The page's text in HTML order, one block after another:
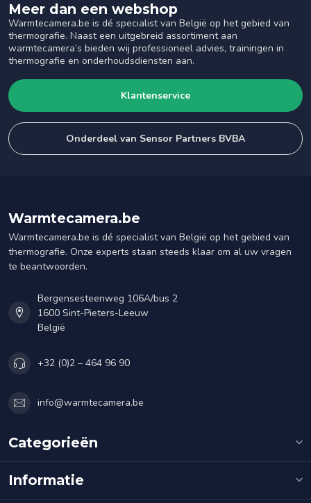
Meer dan een webshop
Warmtecamera.be is dé specialist van België op het gebied van
thermografie. Naast een uitgebreid assortiment aan
warmtecamera’s bieden wij professioneel advies, trainingen in
thermografie en onderhoudsdiensten aan.
Klantenservice
Onderdeel van Sensor Partners BVBA
Warmtecamera.be
Warmtecamera.be is dé specialist van België op het gebied van
thermografie. Onze experts staan steeds klaar om al uw vragen
te beantwoorden.
Bergensesteenweg 106A/bus 2
1600 Sint-Pieters-Leeuw
België
+32 (0)2 – 464 96 90
info@warmtecamera.be
Categorieën
Informatie